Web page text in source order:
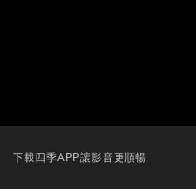
下載四季APP讓影音更順暢